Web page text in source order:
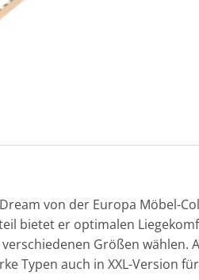
von der Europa Möbel-
bietet er optimalen
Größen
Typen auch in XXL-Version